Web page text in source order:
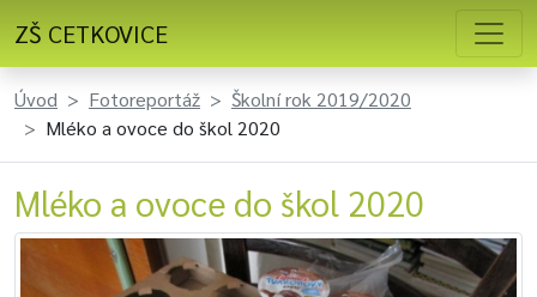
ZŠ CETKOVICE
Úvod Fotoreportáž
Školní rok 2019/2020
Mléko a ovoce do škol 2020
Mléko a ovoce do škol 2020